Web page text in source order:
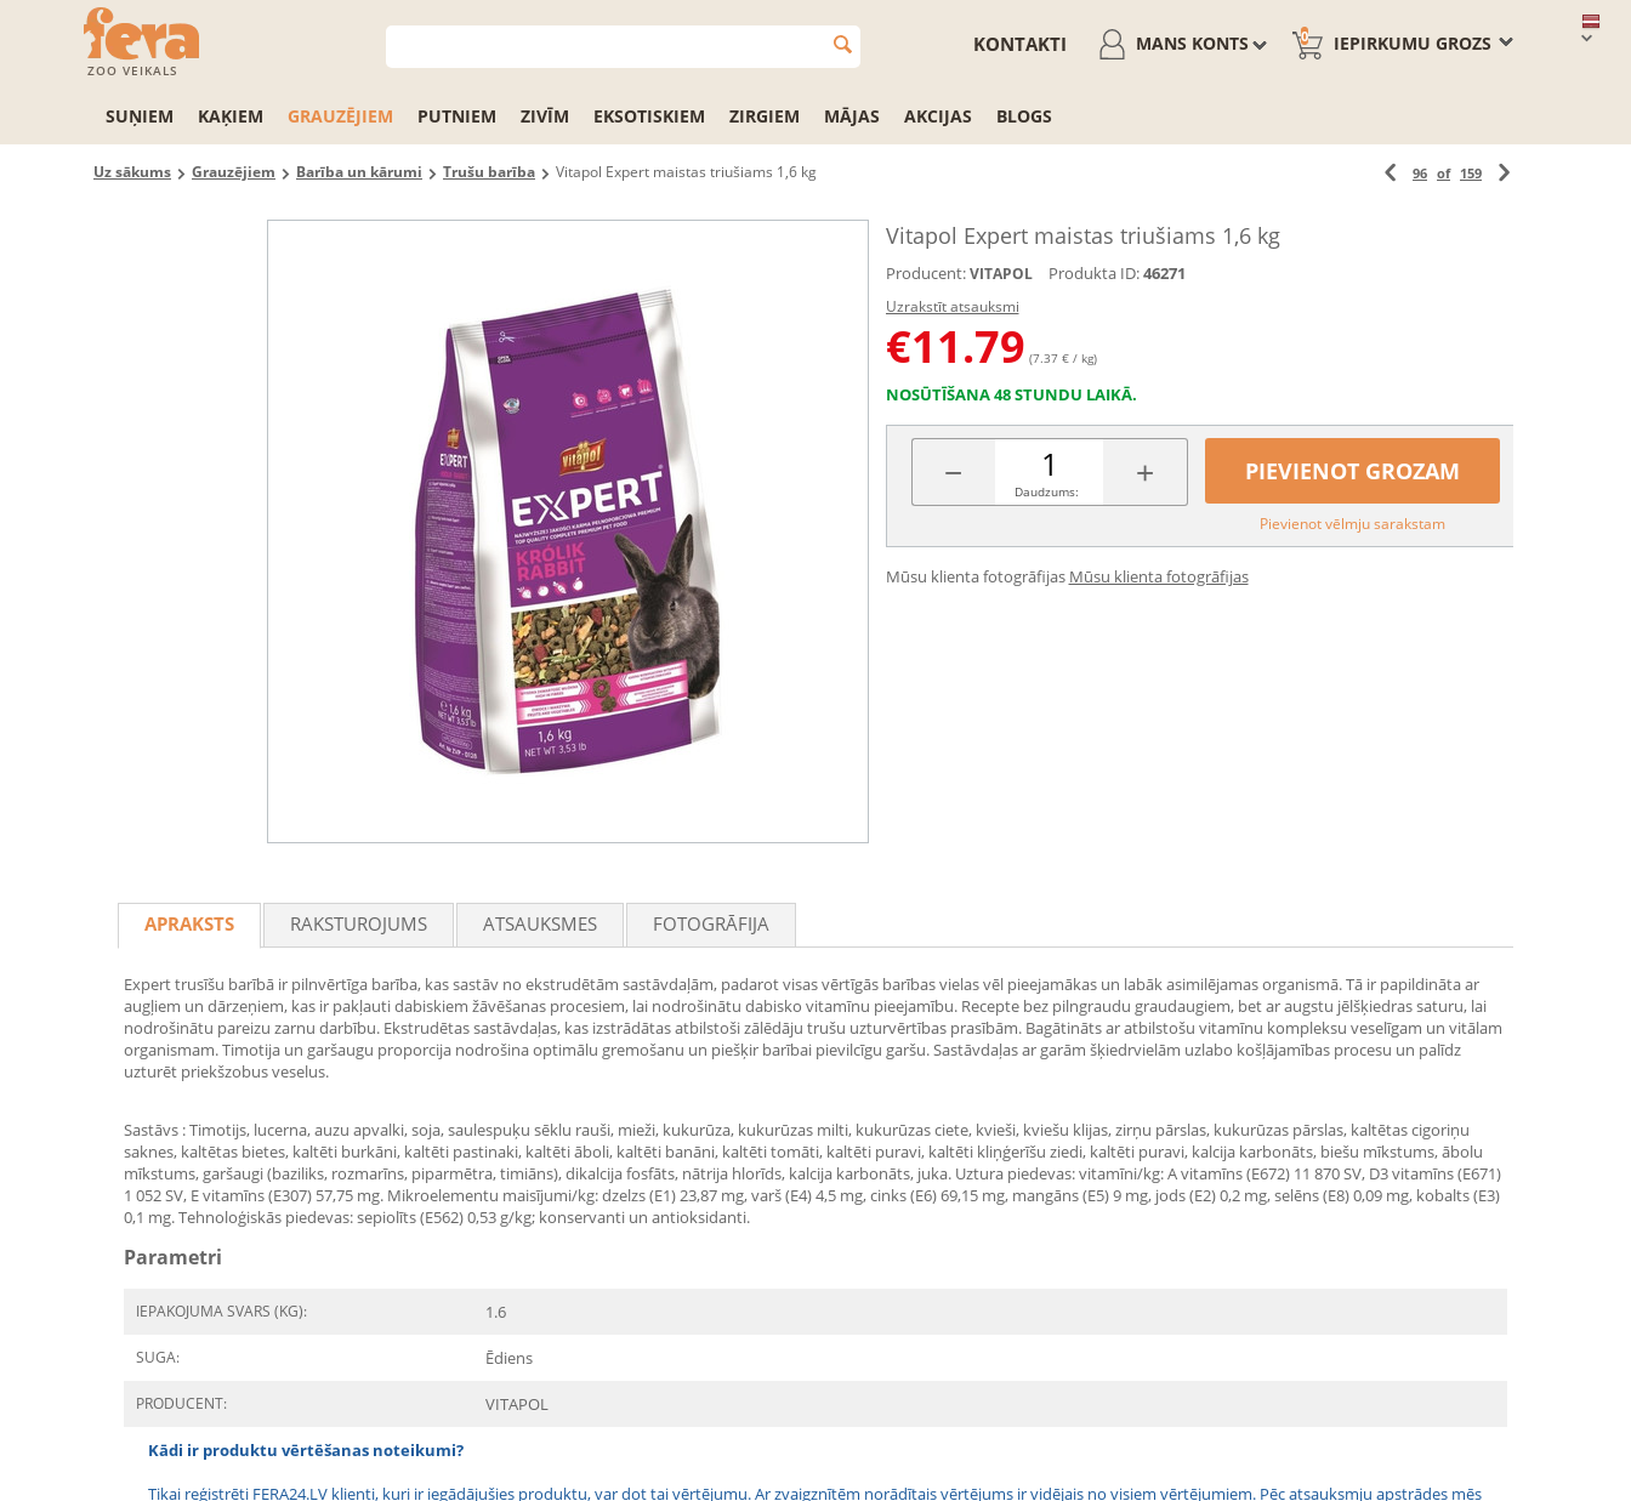
ZOO VEIKALS
IEPIRKUMU GROZS
0
MANS KONTS
KONTAKTI
SUŅIEM KAĶIEM GRAUZĒJIEM PUTNIEM ZIVĪM EKSOTISKIEM ZIRGIEM MĀJAS AKCIJAS BLOGS
Uz sākums Grauzējiem Barība un kārumi Trušu barība Vitapol Expert maistas triušiams 1,6 kg 96 of 159
Vitapol Expert maistas triušiams 1,6 kg
Producent: VITAPOL Produkta ID:46271
Uzrakstīt atsauksmi
€11.79 (7.37 € / kg)
NOSŪTĪŠANA 48 STUNDU LAIKĀ.
− +
Daudzums:
PIEVIENOT GROZAM
Pievienot vēlmju sarakstam
Mūsu klienta fotogrāfijas Mūsu klienta fotogrāfijas
APRAKSTS RAKSTUROJUMS ATSAUKSMES FOTOGRĀFIJA
Expert trusīšu barībā ir pilnvērtīga barība, kas sastāv no ekstrudētām sastāvdaļām, padarot visas vērtīgās barības vielas vēl pieejamākas un labāk asimilējamas organismā. Tā ir papildināta ar
augļiem un dārzeņiem, kas ir pakļauti dabiskiem žāvēšanas procesiem, lai nodrošinātu dabisko vitamīnu pieejamību. Recepte bez pilngraudu graudaugiem, bet ar augstu jēlšķiedras saturu, lai
nodrošinātu pareizu zarnu darbību. Ekstrudētas sastāvdaļas, kas izstrādātas atbilstoši zālēdāju trušu uzturvērtības prasībām. Bagātināts ar atbilstošu vitamīnu kompleksu veselīgam un vitālam
organismam. Timotija un garšaugu proporcija nodrošina optimālu gremošanu un piešķir barībai pievilcīgu garšu. Sastāvdaļas ar garām šķiedrvielām uzlabo košļājamības procesu un palīdz
uzturēt priekšzobus veselus.
Sastāvs : Timotijs, lucerna, auzu apvalki, soja, saulespuķu sēklu rauši, mieži, kukurūza, kukurūzas milti, kukurūzas ciete, kvieši, kviešu klijas, zirņu pārslas, kukurūzas pārslas, kaltētas cigoriņu
saknes, kaltētas bietes, kaltēti burkāni, kaltēti pastinaki, kaltēti āboli, kaltēti banāni, kaltēti tomāti, kaltēti puravi, kaltēti kliņģerīšu ziedi, kaltēti puravi, kalcija karbonāts, biešu mīkstums, ābolu
mīkstums, garšaugi (baziliks, rozmarīns, piparmētra, timiāns), dikalcija fosfāts, nātrija hlorīds, kalcija karbonāts, juka. Uztura piedevas: vitamīni/kg: A vitamīns (E672) 11 870 SV, D3 vitamīns (E671)
1 052 SV, E vitamīns (E307) 57,75 mg. Mikroelementu maisījumi/kg: dzelzs (E1) 23,87 mg, varš (E4) 4,5 mg, cinks (E6) 69,15 mg, mangāns (E5) 9 mg, jods (E2) 0,2 mg, selēns (E8) 0,09 mg, kobalts (E3)
0,1 mg. Tehnoloģiskās piedevas: sepiolīts (E562) 0,53 g/kg; konservanti un antioksidanti.
Parametri
IEPAKOJUMA SVARS (KG): 1.6
SUGA: Ēdiens
PRODUCENT: VITAPOL
Kādi ir produktu vērtēšanas noteikumi?
Tikai reģistrēti FERA24.LV klienti, kuri ir iegādājušies produktu, var dot tai vērtējumu. Ar zvaigznītēm norādītais vērtējums ir vidējais no visiem vērtējumiem. Pēc atsauksmju apstrādes mēs